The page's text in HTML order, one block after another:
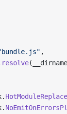
,
resolve